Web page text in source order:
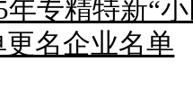
年专精特新“
更名企业名单